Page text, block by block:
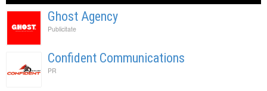
Ghost Agency
Publicitate
Confident Communications
PR